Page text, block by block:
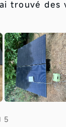
trouvé des
5